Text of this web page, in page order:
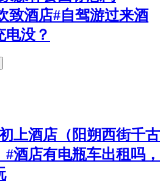
致酒店#自驾游过来酒
电没？
上酒店（阳朔西街千古
#酒店有电瓶车出租吗，